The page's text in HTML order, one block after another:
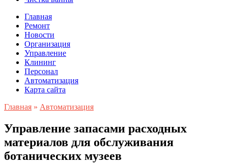
Главная
Ремонт
Новости
Организация
Управление
Клининг
Персонал
Автоматизация
Карта сайта
Главная » Автоматизация
Управление запасами расходных
материалов для обслуживания
ботанических музеев